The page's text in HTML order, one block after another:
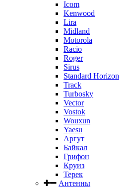
Icom
Kenwood
Lira
Midland
Motorola
Racio
Roger
Sirus
Standard Horizon
Track
Turbosky
Vector
Vostok
Wouxun
Yaesu
Аргут
Байкал
Грифон
Круиз
Терек
Антенны